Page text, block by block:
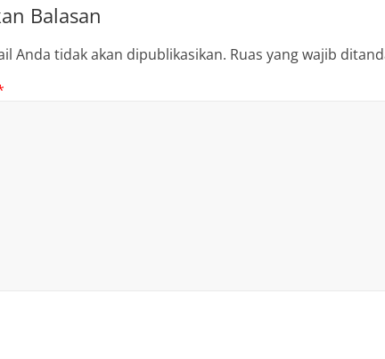
Balasan
Anda tidak akan dipublikasikan. Ruas yang wajib